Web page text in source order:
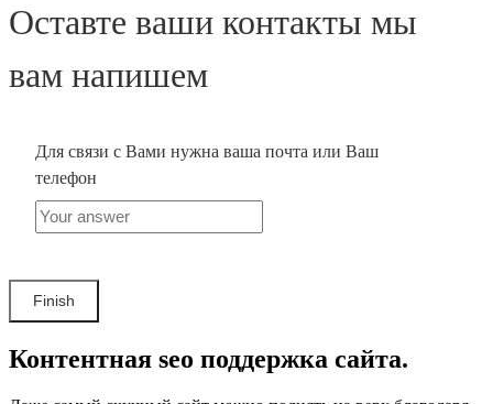
Оставте ваши контакты мы
вам напишем
Для связи с Вами нужна ваша почта или Ваш
телефон
Контентная seo поддержка сайта.